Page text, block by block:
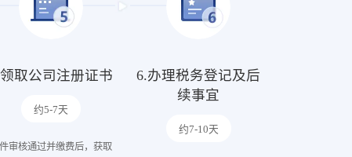
取公司注册证书
约5-7天
审核通过并缴费后，获取
6.办理税务登记及后
续事宜
约7-10天